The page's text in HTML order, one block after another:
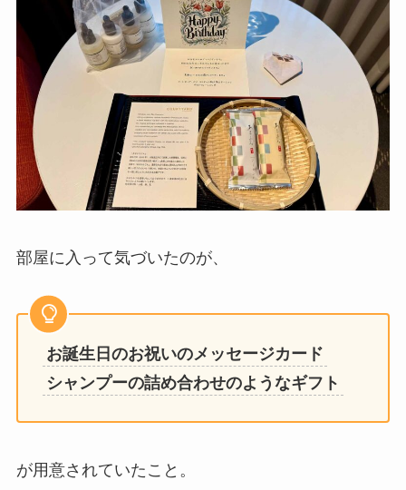
部屋に入って気づいたのが、
お誕生日のお祝いのメッセージカード
シャンプーの詰め合わせのようなギフト
が用意されていたこと。